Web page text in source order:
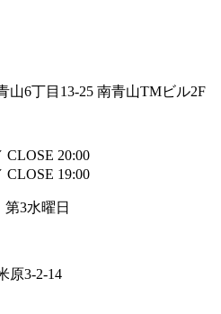
6丁目13-25 南青山TMビル2F
20:00
19:00
3水曜日
原3-2-14